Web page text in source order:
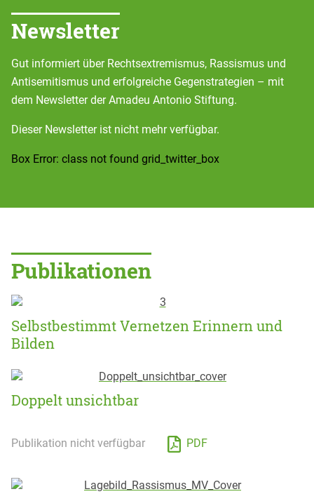
Newsletter
Gut informiert über Rechtsextremismus, Rassismus und
Antisemitismus und erfolgreiche Gegenstrategien – mit
dem Newsletter der Amadeu Antonio Stiftung.
Dieser Newsletter ist nicht mehr verfügbar.
Box Error: class not found grid_twitter_box
Publikationen
Selbstbestimmt Vernetzen Erinnern und
Bilden
Doppelt unsichtbar
Publikation nicht verfügbar PDF